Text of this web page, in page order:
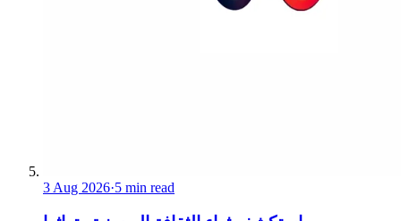
3 Aug 2026·5 min read